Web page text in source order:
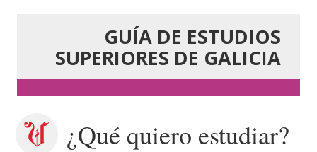
GUÍA DE ESTUDIOS
SUPERIORES DE GALICIA
¿Qué quiero estudiar?